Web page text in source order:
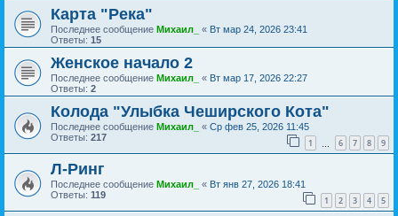
Карта "Река"
Последнее сообщение Михаил_ « Вт мар 24, 2026 23:41
Ответы: 15
Женское начало 2
Последнее сообщение Михаил_ « Вт мар 17, 2026 22:27
Ответы: 2
Колода "Улыбка Чеширского Кота"
Последнее сообщение Михаил_ « Ср фев 25, 2026 11:45
Ответы: 217 1 6 7 8 9
Л-Ринг
Последнее сообщение Михаил_ « Вт янв 27, 2026 18:41
Ответы: 119 1 2 3 4 5